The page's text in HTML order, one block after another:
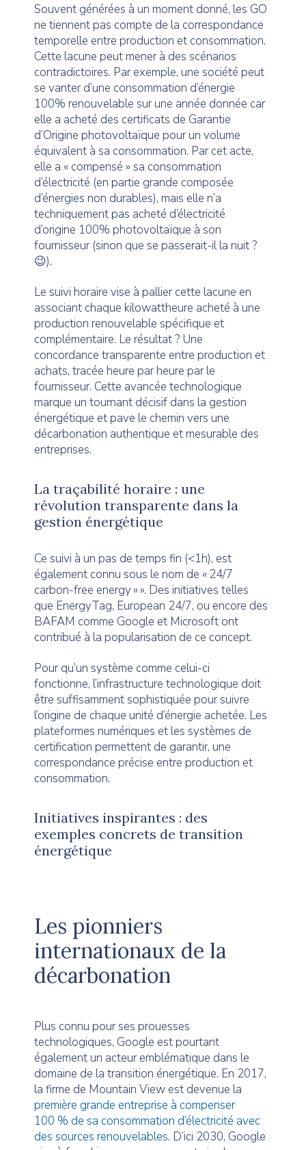
Souvent générées à un moment donné, les GO
ne tiennent pas compte de la correspondance
temporelle entre production et consommation.
Cette lacune peut mener à des scénarios
contradictoires. Par exemple, une société peut
se vanter d’une consommation d’énergie
100% renouvelable sur une année donnée car
elle a acheté des certificats de Garantie
d’Origine photovoltaïque pour un volume
équivalent à sa consommation. Par cet acte,
elle a « compensé » sa consommation
d’électricité (en partie grande composée
d’énergies non durables), mais elle n’a
techniquement pas acheté d’électricité
d’origine 100% photovoltaïque à son
fournisseur (sinon que se passerait-il la nuit ?
😉).
Le suivi horaire vise à pallier cette lacune en
associant chaque kilowattheure acheté à une
production renouvelable spécifique et
complémentaire. Le résultat ? Une
concordance transparente entre production et
achats, tracée heure par heure par le
fournisseur. Cette avancée technologique
marque un tournant décisif dans la gestion
énergétique et pave le chemin vers une
décarbonation authentique et mesurable des
entreprises.
La traçabilité horaire : une
révolution transparente dans la
gestion énergétique
Ce suivi à un pas de temps fin (<1h), est
également connu sous le nom de « 24/7
carbon-free energy » ». Des initiatives telles
que EnergyTag, European 24/7, ou encore des
BAFAM comme Google et Microsoft ont
contribué à la popularisation de ce concept.
Pour qu’un système comme celui-ci
fonctionne, l’infrastructure technologique doit
être suffisamment sophistiquée pour suivre
l’origine de chaque unité d’énergie achetée. Les
plateformes numériques et les systèmes de
certification permettent de garantir, une
correspondance précise entre production et
consommation.
Initiatives inspirantes : des
exemples concrets de transition
énergétique
Les pionniers
internationaux de la
décarbonation
Plus connu pour ses prouesses
technologiques, Google est pourtant
également un acteur emblématique dans le
domaine de la transition énergétique. En 2017,
la firme de Mountain View est devenue la
première grande entreprise à compenser
100 % de sa consommation d’électricité avec
des sources renouvelables. D’ici 2030, Google